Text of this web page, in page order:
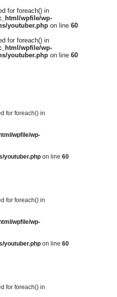
for foreach() in
wpfile/wp-
youtuber.php on line 60
for foreach() in
wpfile/wp-
youtuber.php on line 60
for foreach() in
wpfile/wp-
youtuber.php on line 60
for foreach() in
wpfile/wp-
youtuber.php on line 60
for foreach() in